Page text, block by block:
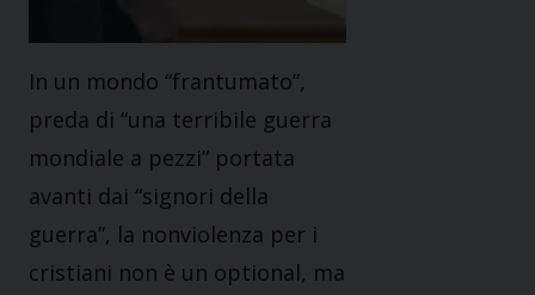
In un mondo “frantumato”,
preda di “una terribile guerra
mondiale a pezzi” portata
avanti dai “signori della
guerra”, la nonviolenza per i
cristiani non è un optional, ma